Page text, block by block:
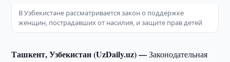
В Узбекистане рассматривается закон о поддержке
женщин, пострадавших от насилия, и защите прав детей
Ташкент, Узбекистан (UzDaily.uz) —Законодательная